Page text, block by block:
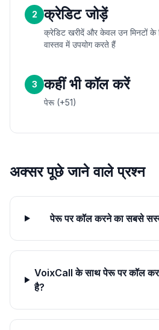
2 क्रेडिट जोड़ें
क्रेडिट खरीदें और केवल उन मिनटों के
वास्तव में उपयोग करते हैं
3 कहीं भी कॉल करें
पेरू (+51)
अक्सर पूछे जाने वाले प्रश्न
पेरू पर कॉल करने का सबसे
VoixCall के साथ पेरू पर कॉल
है?